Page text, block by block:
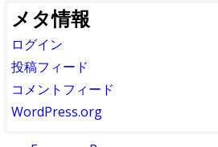
メタ情報
ログイン
投稿フィード
コメントフィード
WordPress.org